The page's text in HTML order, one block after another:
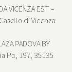
VICENZA EST –
di Vicenza
PADOVA BY
Po, 197, 35135